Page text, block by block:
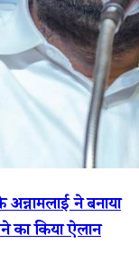
ने बनाया
का किया ऐलान